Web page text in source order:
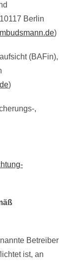
Berlin
)
(BAFin),
)
,
Betreiber
ist, an